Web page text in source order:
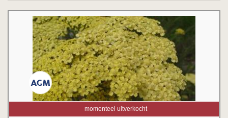
momenteel uitverkocht